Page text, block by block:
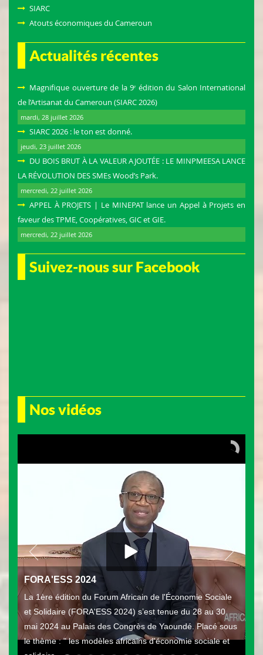
SIARC
Atouts économiques du Cameroun
Actualités récentes
Magnifique ouverture de la 9ᵉ édition du Salon International
de l’Artisanat du Cameroun (SIARC 2026)
mardi, 28 juillet 2026
SIARC 2026 : le ton est donné.
jeudi, 23 juillet 2026
DU BOIS BRUT À LA VALEUR AJOUTÉE : LE MINPMEESA LANCE
LA RÉVOLUTION DES SMEs Wood’s Park.
mercredi, 22 juillet 2026
APPEL À PROJETS | Le MINEPAT lance un Appel à Projets en
faveur des TPME, Coopératives, GIC et GIE.
mercredi, 22 juillet 2026
Suivez-nous sur Facebook
Nos vidéos
FORA'ESS 2024
La 1ère édition du Forum Africain de l'Économie Sociale
et Solidaire (FORA'ESS 2024) s’est tenue du 28 au 30
mai 2024 au Palais des Congrès de Yaoundé. Placé sous
le thème : " les modèles africains d'économie sociale et